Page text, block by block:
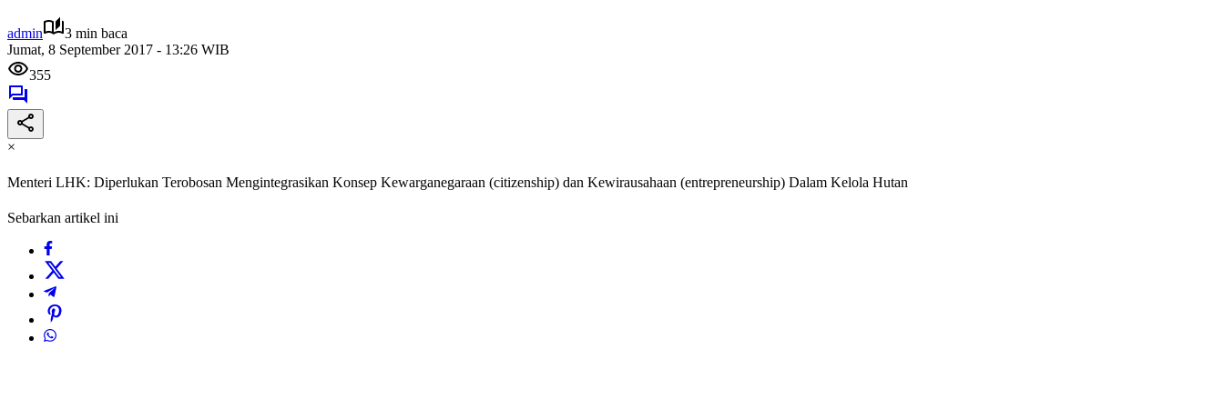
admin
3 min baca
Jumat, 8 September 2017 - 13:26 WIB
355
×
Menteri LHK: Diperlukan Terobosan Mengintegrasikan Konsep Kewarganegaraan (citizenship) dan Kewirausahaan (entrepreneurship) Dalam Kelola Hutan
Sebarkan artikel ini